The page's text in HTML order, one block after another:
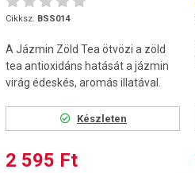
Cikksz. BSS014
A Jázmin Zöld Tea ötvözi a zöld
tea antioxidáns hatását a jázmin
virág édeskés, aromás illatával.
Készleten
2 595 Ft